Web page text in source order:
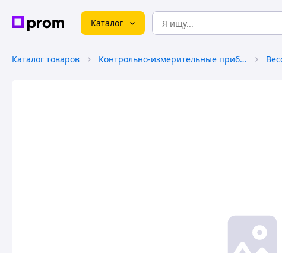
Каталог
Каталог товаров Контрольно-измерительные приборы